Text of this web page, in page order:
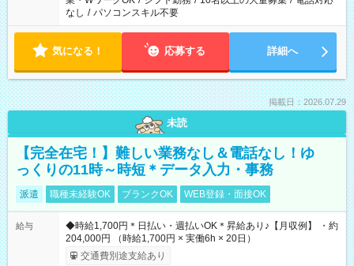
なし / パソコンスキル不要
気になる！ 応募する 詳細へ
掲載日：2026.07.29
未読
【完全在宅！】難しい業務なし＆電話なし！ゆ
っくりの11時～時短＊データ入力・事務
派遣 職種未経験OK ブランクOK WEB登録・面接OK
給与
◆時給1,700円＊日払い・週払いOK＊昇給あり♪【月収例】 ・約
204,000円 （時給1,700円 × 実働6h × 20日）
交通費別途支給あり